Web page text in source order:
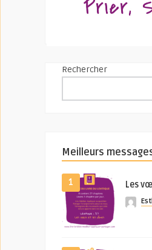
Rechercher
Meilleurs
1 Les